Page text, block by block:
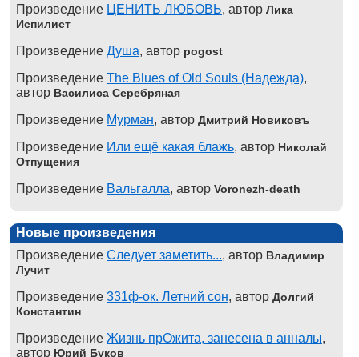
Произведение ЦЕНИТЬ ЛЮБОВЬ, автор Лика
Испилист
Произведение Душа, автор pogost
Произведение The Blues of Old Souls (Надежда),
автор Василиса Серебряная
Произведение Мурман, автор Дмитрий Новиковъ
Произведение Или ещё какая блажь, автор Николай
Отпущения
Произведение Вальгалла, автор Voronezh-death
Новые произведения
Произведение Следует заметить..., автор Владимир
Лучит
Произведение 331ф-ок. Летний сон, автор Долгий
Константин
Произведение Жизнь прОжита, занесена в анналы,
автор Юрий Буков